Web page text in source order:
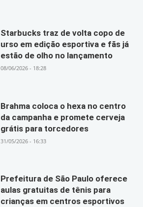
Starbucks traz de volta copo de
urso em edição esportiva e fãs já
estão de olho no lançamento
08/06/2026 - 18:28
Brahma coloca o hexa no centro
da campanha e promete cerveja
grátis para torcedores
31/05/2026 - 16:33
Prefeitura de São Paulo oferece
aulas gratuitas de tênis para
crianças em centros esportivos